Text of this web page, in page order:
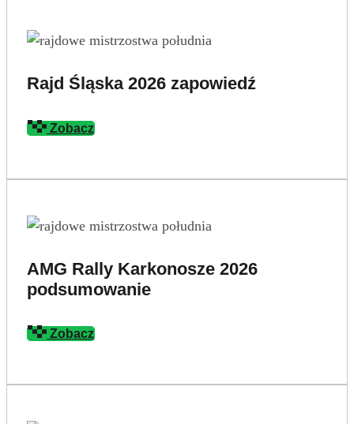
Rajd Śląska 2026 zapowiedź
Zobacz
AMG Rally Karkonosze 2026
podsumowanie
Zobacz